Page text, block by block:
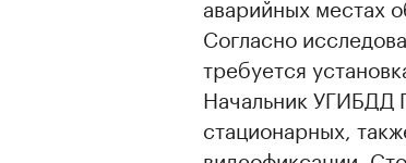
аварийных местах
Согласно
требуется
Начальник УГИБДД
стационарных,